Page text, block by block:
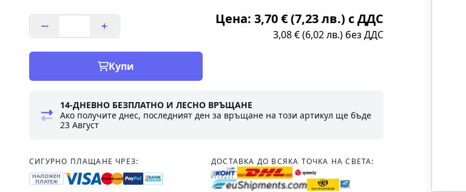
Цена: 3,70 € (7,23 лв.) с ДДС
3,08 € (6,02 лв.) без ДДС
Купи
14-ДНЕВНО БЕЗПЛАТНО И ЛЕСНО ВРЪЩАНЕ
Ако получите днес, последният ден за връщане на този артикул ще бъде
23 Август
СИГУРНО ПЛАЩАНЕ ЧРЕЗ:
НАЛОЖЕН
ПЛАТЕЖ
ДОСТАВКА ДО ВСЯКА ТОЧКА НА СВЕТА: